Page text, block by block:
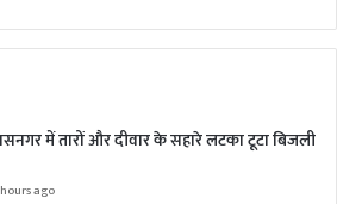
में तारों और दीवार के सहारे लटका टूटा बिजली
ago